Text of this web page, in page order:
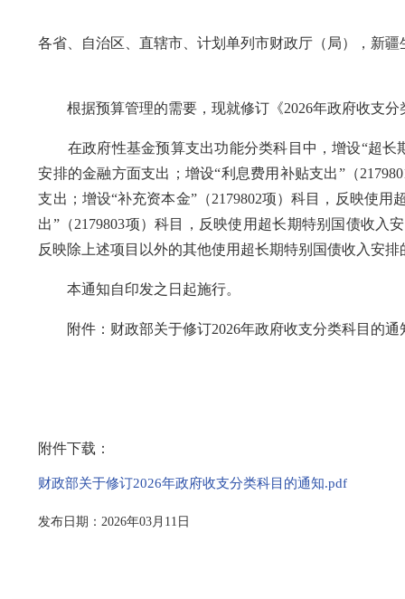
各省、自治区、直辖市、计划单列市财政厅（局），新
根据预算管理的需要，现就修订《2026年政府收支分
在政府性基金预算支出功能分类科目中，增设“超长
安排的金融方面支出；增设“利息费用补贴支出”（
支出；增设“补充资本金”（2179802项）科目，反映使
出”（2179803项）科目，反映使用超长期特别国债收入
反映除上述项目以外的其他使用超长期特别国债收入安
本通知自印发之日起施行。
附件：财政部关于修订2026年政府收支分类科目的通
附件下载：
财政部关于修订2026年政府收支分类科目的通知.pdf
发布日期：2026年03月11日